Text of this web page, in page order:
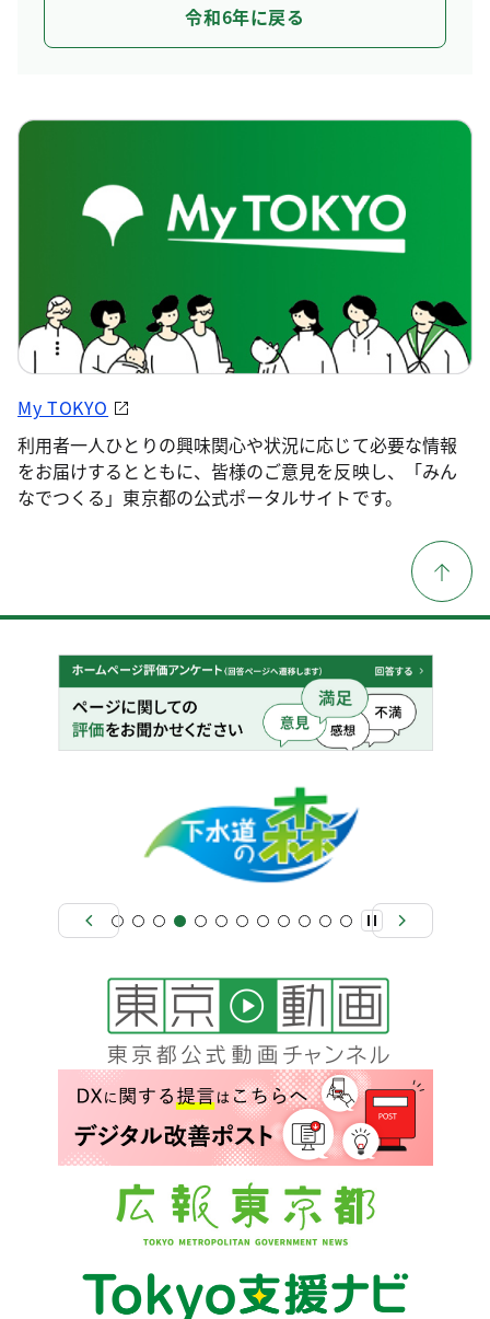
令和6年に戻る
My TOKYO
利用者一人ひとりの興味関心や状況に応じて必要な情報
をお届けするとともに、皆様のご意見を反映し、「みん
なでつくる」東京都の公式ポータルサイトです。